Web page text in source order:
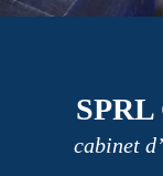
cabinet